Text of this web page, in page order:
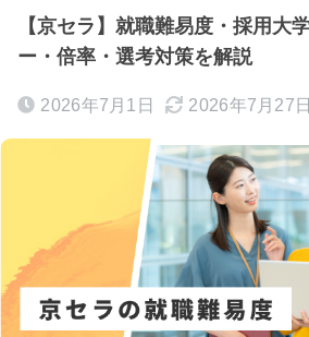
【京セラ】就職難易度・採用大
ー・倍率・選考対策を解説
2026年7月1日 2026年7月27日